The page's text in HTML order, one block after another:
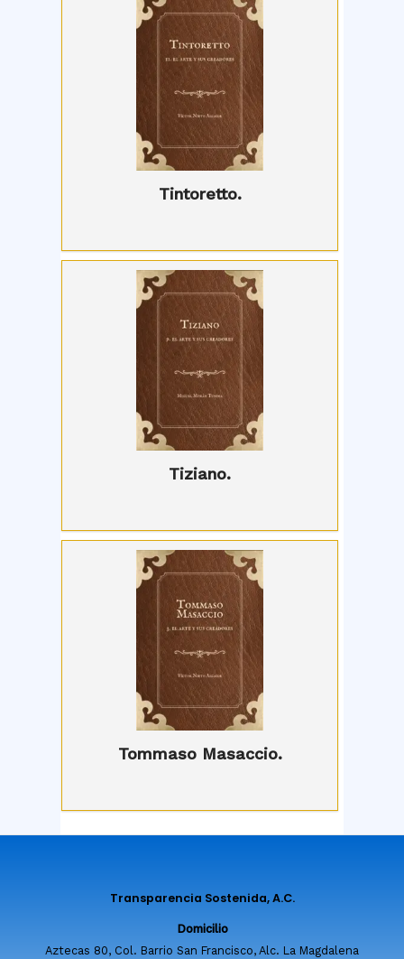
Tintoretto.
Tiziano.
Tommaso Masaccio.
Transparencia Sostenida, A.C.
Domicilio
Aztecas 80, Col. Barrio San Francisco, Alc. La Magdalena